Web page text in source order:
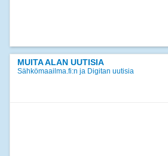
MUITA ALAN UUTISIA
Sähkömaailma.fi:n ja Digitan uutisia